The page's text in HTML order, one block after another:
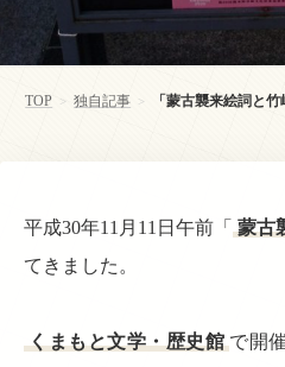
TOP > 独自記事 > 「蒙古襲来絵詞と
平成30年11月11日午前「 蒙古
てきました。
くまもと文学・歴史館 で開